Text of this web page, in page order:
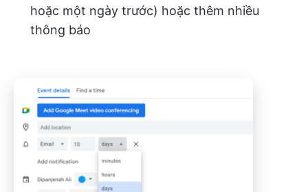
hoặc một ngày trước) hoặc thêm nhiều
thông báo